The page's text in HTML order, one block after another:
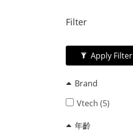
Filter
Apply Filter
Brand
Vtech (5)
年齡